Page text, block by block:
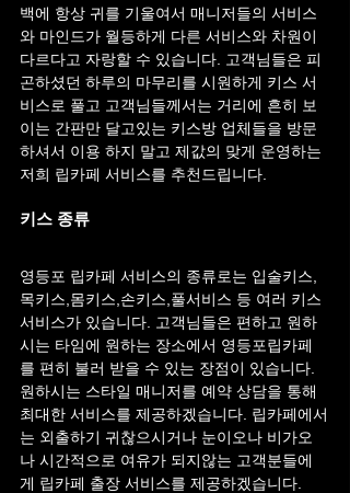
백에 항상 귀를 기울여서 매니저들의 서비스
와 마인드가 월등하게 다른 서비스와 차원이
다르다고 자랑할 수 있습니다. 고객님들은 피
곤하셨던 하루의 마무리를 시원하게 키스 서
비스로 풀고 고객님들께서는 거리에 흔히 보
이는 간판만 달고있는 키스방 업체들을 방문
하셔서 이용 하지 말고 제값의 맞게 운영하는
저희 립카페 서비스를 추천드립니다.
키스 종류
영등포 립카페 서비스의 종류로는 입술키스,
목키스,몸키스,손키스,풀서비스 등 여러 키스
서비스가 있습니다. 고객님들은 편하고 원하
시는 타임에 원하는 장소에서 영등포립카페
를 편히 불러 받을 수 있는 장점이 있습니다.
원하시는 스타일 매니저를 예약 상담을 통해
최대한 서비스를 제공하겠습니다. 립카페에서
는 외출하기 귀찮으시거나 눈이오나 비가오
나 시간적으로 여유가 되지않는 고객분들에
게 립카페 출장 서비스를 제공하겠습니다.